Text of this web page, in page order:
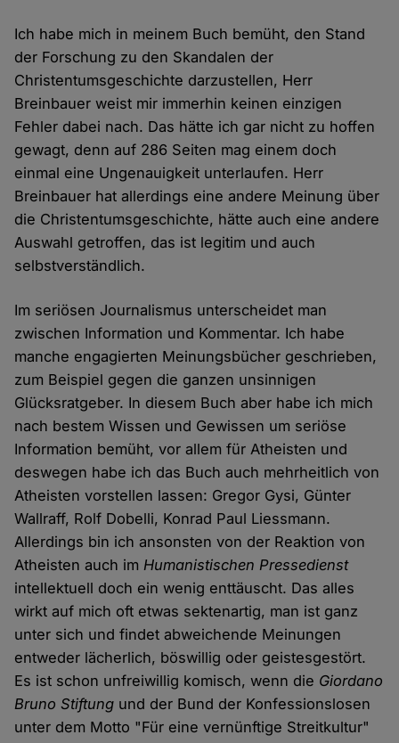
Ich habe mich in meinem Buch bemüht, den Stand
der Forschung zu den Skandalen der
Christentumsgeschichte darzustellen, Herr
Breinbauer weist mir immerhin keinen einzigen
Fehler dabei nach. Das hätte ich gar nicht zu hoffen
gewagt, denn auf 286 Seiten mag einem doch
einmal eine Ungenauigkeit unterlaufen. Herr
Breinbauer hat allerdings eine andere Meinung über
die Christentumsgeschichte, hätte auch eine andere
Auswahl getroffen, das ist legitim und auch
selbstverständlich.
Im seriösen Journalismus unterscheidet man
zwischen Information und Kommentar. Ich habe
manche engagierten Meinungsbücher geschrieben,
zum Beispiel gegen die ganzen unsinnigen
Glücksratgeber. In diesem Buch aber habe ich mich
nach bestem Wissen und Gewissen um seriöse
Information bemüht, vor allem für Atheisten und
deswegen habe ich das Buch auch mehrheitlich von
Atheisten vorstellen lassen: Gregor Gysi, Günter
Wallraff, Rolf Dobelli, Konrad Paul Liessmann.
Allerdings bin ich ansonsten von der Reaktion von
Atheisten auch imHumanistischen Pressedienst
intellektuell doch ein wenig enttäuscht. Das alles
wirkt auf mich oft etwas sektenartig, man ist ganz
unter sich und findet abweichende Meinungen
entweder lächerlich, böswillig oder geistesgestört.
Es ist schon unfreiwillig komisch, wenn die Giordano
Bruno Stiftung und der Bund der Konfessionslosen
unter dem Motto "Für eine vernünftige Streitkultur"